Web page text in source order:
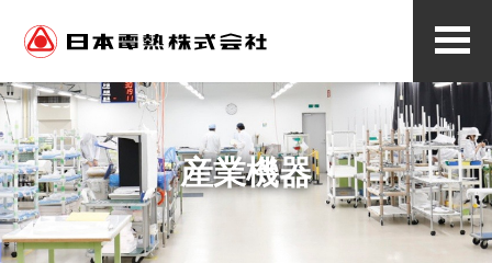
メ
ニ
産業機器